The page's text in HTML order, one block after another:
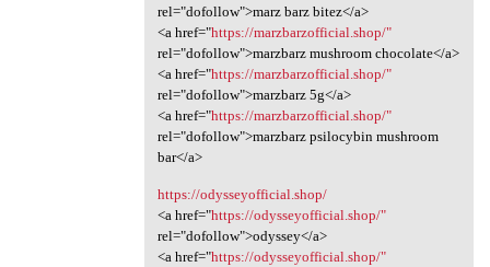
rel="dofollow">marz barz bitez</a>
<a href="https://marzbarzofficial.shop/"
rel="dofollow">marzbarz mushroom chocolate</a>
<a href="https://marzbarzofficial.shop/"
rel="dofollow">marzbarz 5g</a>
<a href="https://marzbarzofficial.shop/"
rel="dofollow">marzbarz psilocybin mushroom
bar</a>
https://odysseyofficial.shop/
<a href="https://odysseyofficial.shop/"
rel="dofollow">odyssey</a>
<a href="https://odysseyofficial.shop/"